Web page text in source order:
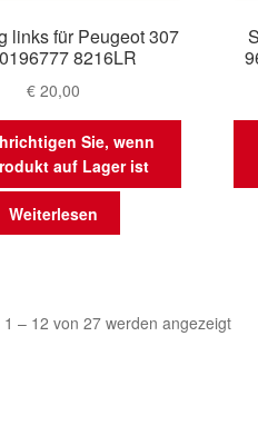
links für Peugeot 307
8216LR
€20,00
Sie, wenn
auf Lager ist
Weiterlesen
1 – 12 von 27 werden angezeigtNach